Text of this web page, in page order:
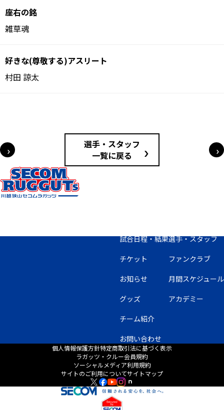
座右の銘
雑草魂
好きな(尊敬する)アスリート
村田 諒太
投稿ナビゲーション
選手・スタッフ
一覧に戻る
試合日程・結果
チケット
お知らせ
グッズ
チーム紹介
お問い合わせ
選手・スタッフ
ファンクラブ
月間スケジュール
アカデミー
個人情報保護方針特定商取引法に基づく表示
ラガッツ・クルー会員規約
ソーシャルメディア利用規約
サイトのご利用についてサイトマップ